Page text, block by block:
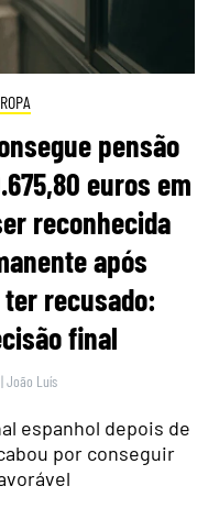
pensão
euros em
reconhecida
após
recusado:
final
|João Luís
espanhol depois de
por conseguir